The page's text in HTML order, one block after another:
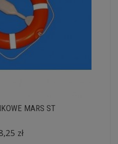
MARS ST
zł